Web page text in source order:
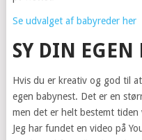
Se udvalget af babyreder her
SY DIN EGEN
Hvis du er kreativ og god til
egen babynest. Det er en
men det er helt bestemt
Jeg har fundet en video på